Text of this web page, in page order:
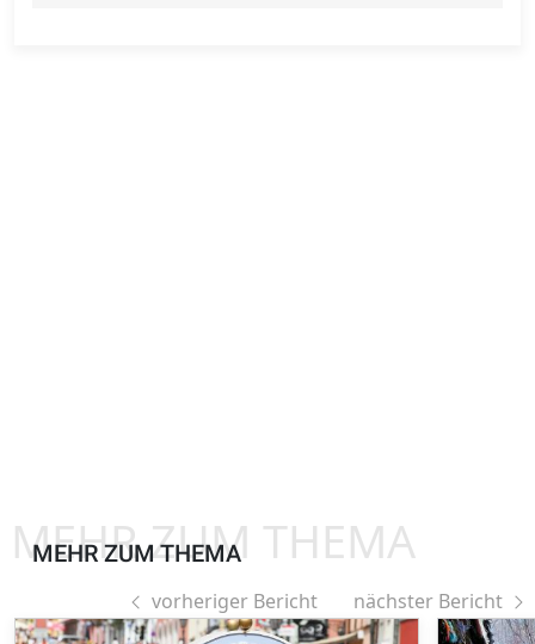
MEHR ZUM THEMA
MEHR ZUM THEMA
vorheriger Bericht nächster Bericht